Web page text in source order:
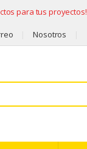
para tus proyectos!
Nosotros